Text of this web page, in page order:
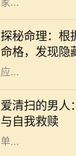
家...
探秘命理：根
命格，发现隐
在中国传统文化
古老的学问，深
人的生辰八字、
命格产生显著的
应...
爱清扫的男人
与自我救赎
在现代社会中，
注生活质量和内
一种特别的现象
那些热爱清扫的
单...
在命理学中，命